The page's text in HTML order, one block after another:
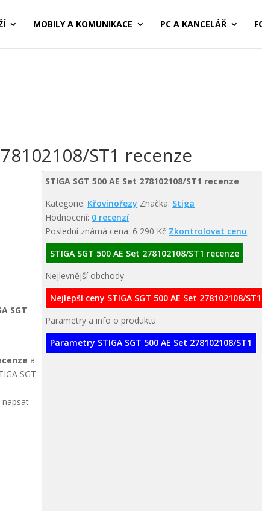
MOBILY A KOMUNIKACE PC A KANCELÁŘ
ST1 recenze
STIGA SGT 500 AE Set 278102108/ST1 recenze
Kategorie: Křovinořezy Značka: Stiga
Hodnocení: 0 recenzí
Poslední známá cena: 6 290 Kč Zkontrolovat cenu
STIGA SGT 500 AE Set 278102108/ST1 recenze
Nejlevnější obchody
Nejlepší ceny STIGA SGT 500 AE Set 278102108/ST1
Parametry a info o produktu
Parametry STIGA SGT 500 AE Set 278102108/ST1
SGT
a
SGT
napsat